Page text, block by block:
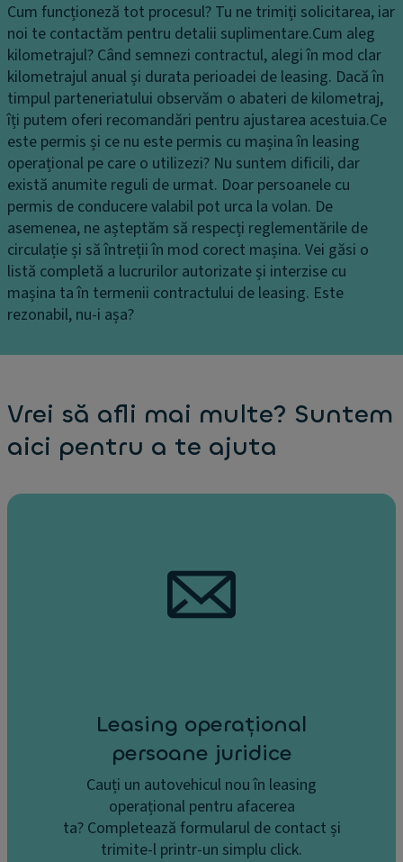
Cum funcționeză tot procesul? Tu ne trimiți solicitarea, iar
noi te contactăm pentru detalii suplimentare.Cum aleg
kilometrajul? Când semnezi contractul, alegi în mod clar
kilometrajul anual și durata perioadei de leasing. Dacă în
timpul parteneriatului observăm o abateri de kilometraj,
îți putem oferi recomandări pentru ajustarea acestuia.Ce
este permis și ce nu este permis cu mașina în leasing
operațional pe care o utilizezi? Nu suntem dificili, dar
există anumite reguli de urmat. Doar persoanele cu
permis de conducere valabil pot urca la volan. De
asemenea, ne așteptăm să respecți reglementările de
circulație și să întreții în mod corect mașina. Vei găsi o
listă completă a lucrurilor autorizate și interzise cu
mașina ta în termenii contractului de leasing. Este
rezonabil, nu-i așa?
Vrei să afli mai multe? Suntem
aici pentru a te ajuta
Leasing operațional
persoane juridice
Cauți un autovehicul nou în leasing
operațional pentru afacerea
ta? Completează formularul de contact și
trimite-l printr-un simplu click.